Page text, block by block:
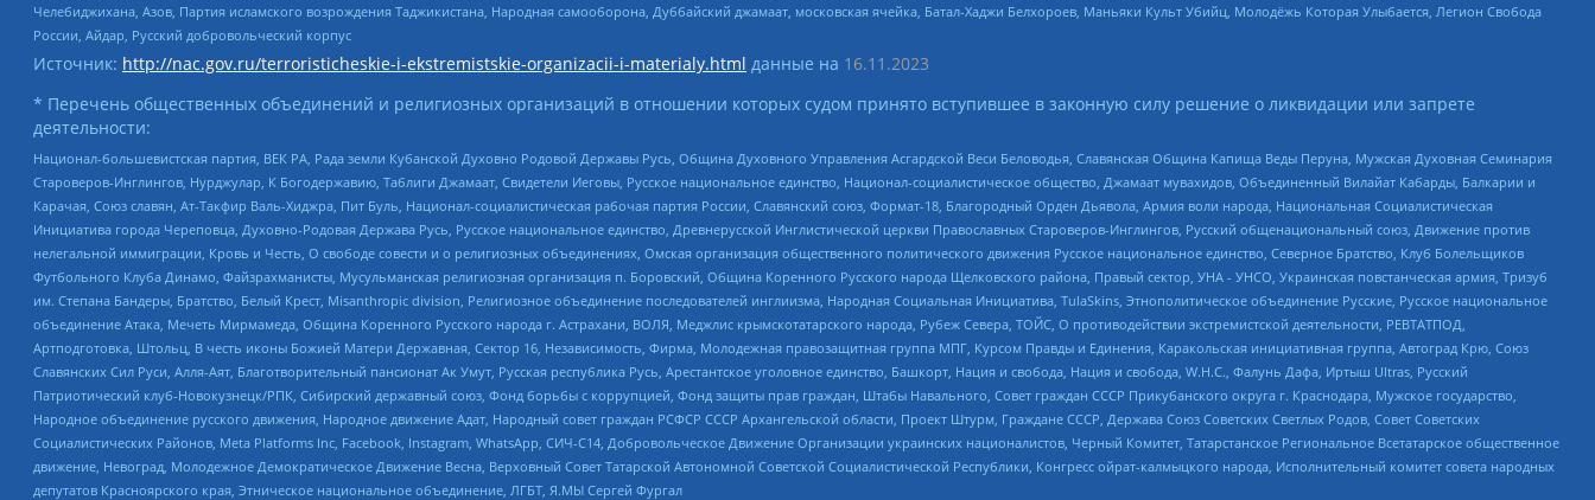
Челебиджихана, Азов, Партия исламского возрождения Таджикистана, Народная самооборона, Дуббайский джамаат, московская ячейка, Батал-Хаджи Белхороев, Маньяки Культ Убийц, Молодёжь Которая Улыбается, Легион Свобода
России, Айдар, Русский добровольческий корпус
Источник: http://nac.gov.ru/terroristicheskie-i-ekstremistskie-organizacii-i-materialy.html данные на 16.11.2023
* Перечень общественных объединений и религиозных организаций в отношении которых судом принято вступившее в законную силу решение о ликвидации или запрете
деятельности:
Национал-большевистская партия, ВЕК РА, Рада земли Кубанской Духовно Родовой Державы Русь, Община Духовного Управления Асгардской Веси Беловодья, Славянская Община Капища Веды Перуна, Мужская Духовная Семинария
Староверов-Инглингов, Нурджулар, К Богодержавию, Таблиги Джамаат, Свидетели Иеговы, Русское национальное единство, Национал-социалистическое общество, Джамаат мувахидов, Объединенный Вилайат Кабарды, Балкарии и
Карачая, Союз славян, Ат-Такфир Валь-Хиджра, Пит Буль, Национал-социалистическая рабочая партия России, Славянский союз, Формат-18, Благородный Орден Дьявола, Армия воли народа, Национальная Социалистическая
Инициатива города Череповца, Духовно-Родовая Держава Русь, Русское национальное единство, Древнерусской Инглистической церкви Православных Староверов-Инглингов, Русский общенациональный союз, Движение против
нелегальной иммиграции, Кровь и Честь, О свободе совести и о религиозных объединениях, Омская организация общественного политического движения Русское национальное единство, Северное Братство, Клуб Болельщиков
Футбольного Клуба Динамо, Файзрахманисты, Мусульманская религиозная организация п. Боровский, Община Коренного Русского народа Щелковского района, Правый сектор, УНА - УНСО, Украинская повстанческая армия, Тризуб
им. Степана Бандеры, Братство, Белый Крест, Misanthropic division, Религиозное объединение последователей инглиизма, Народная Социальная Инициатива, TulaSkins, Этнополитическое объединение Русские, Русское национальное
объединение Атака, Мечеть Мирмамеда, Община Коренного Русского народа г. Астрахани, ВОЛЯ, Меджлис крымскотатарского народа, Рубеж Севера, ТОЙС, О противодействии экстремистской деятельности, РЕВТАТПОД,
Артподготовка, Штольц, В честь иконы Божией Матери Державная, Сектор 16, Независимость, Фирма, Молодежная правозащитная группа МПГ, Курсом Правды и Единения, Каракольская инициативная группа, Автоград Крю, Союз
Славянских Сил Руси, Алля-Аят, Благотворительный пансионат Ак Умут, Русская республика Русь, Арестантское уголовное единство, Башкорт, Нация и свобода, Нация и свобода, W.H.С., Фалунь Дафа, Иртыш Ultras, Русский
Патриотический клуб-Новокузнецк/РПК, Сибирский державный союз, Фонд борьбы с коррупцией, Фонд защиты прав граждан, Штабы Навального, Совет граждан СССР Прикубанского округа г. Краснодара, Мужское государство,
Народное объединение русского движения, Народное движение Адат, Народный совет граждан РСФСР СССР Архангельской области, Проект Штурм, Граждане СССР, Держава Союз Советских Светлых Родов, Совет Советских
Социалистических Районов, Meta Platforms Inc, Facebook, Instagram, WhatsApp, СИЧ-С14, Добровольческое Движение Организации украинских националистов, Черный Комитет, Татарстанское Региональное Всетатарское общественное
движение, Невоград, Молодежное Демократическое Движение Весна, Верховный Совет Татарской Автономной Советской Социалистической Республики, Конгресс ойрат-калмыцкого народа, Исполнительный комитет совета народных
депутатов Красноярского края, Этническое национальное объединение, ЛГБТ, Я.МЫ Сергей Фургал